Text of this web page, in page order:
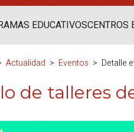
EDUCATIVOSCENTROS
Actualidad Eventos Detalle
de talleres